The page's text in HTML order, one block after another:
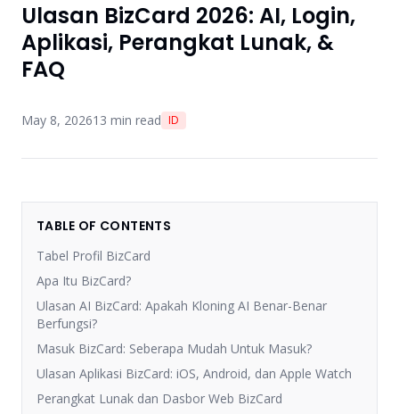
Ulasan BizCard 2026: AI, Login,
Aplikasi, Perangkat Lunak, &
FAQ
May 8, 202613 min read ID
TABLE OF CONTENTS
Tabel Profil BizCard
Apa Itu BizCard?
Ulasan AI BizCard: Apakah Kloning AI Benar-Benar
Berfungsi?
Masuk BizCard: Seberapa Mudah Untuk Masuk?
Ulasan Aplikasi BizCard: iOS, Android, dan Apple Watch
Perangkat Lunak dan Dasbor Web BizCard